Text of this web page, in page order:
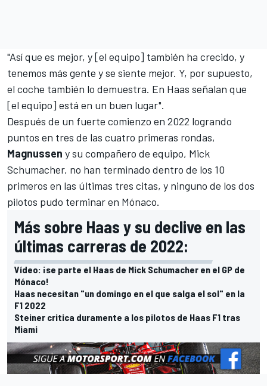
"Así que es mejor, y [el equipo] también ha crecido, y
tenemos más gente y se siente mejor. Y, por supuesto,
el coche también lo demuestra. En Haas señalan que
[el equipo] está en un buen lugar".
Después de un fuerte comienzo en 2022 logrando
puntos en tres de las cuatro primeras rondas,
Magnussen y su compañero de equipo, Mick
Schumacher, no han terminado dentro de los 10
primeros en las últimas tres citas, y ninguno de los dos
pilotos pudo terminar en Mónaco.
Más sobre Haas y su declive en las
últimas carreras de 2022:
Vídeo: ¡se parte el Haas de Mick Schumacher en el GP de
Mónaco!
Haas necesitan "un domingo en el que salga el sol" en la
F1 2022
Steiner critica duramente a los pilotos de Haas F1 tras
Miami